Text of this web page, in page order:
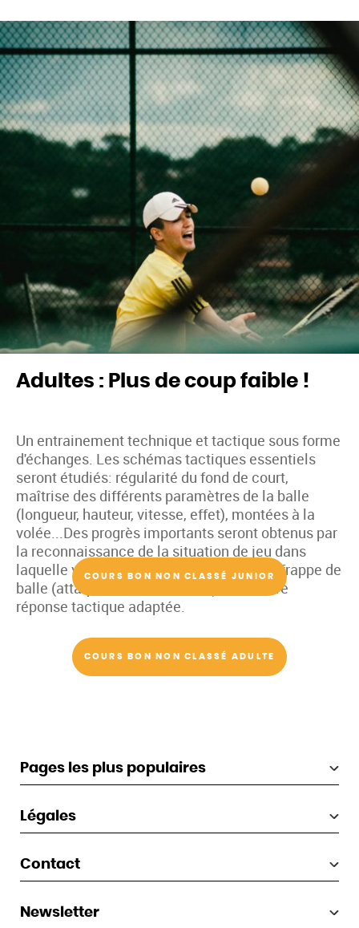
Adultes : Plus de coup faible !
Un entrainement technique et tactique sous forme
d'échanges. Les schémas tactiques essentiels
seront étudiés: régularité du fond de court,
maîtrise des différents paramètres de la balle
(longueur, hauteur, vitesse, effet), montées à la
volée...Des progrès importants seront obtenus par
la reconnaissance de la situation de jeu dans
laquelle vous vous trouvez avant chaque frappe de
balle (attaque, neutre, défense) et de votre
réponse tactique adaptée.
COURS BON NON CLASSÉ JUNIOR
COURS BON NON CLASSÉ ADULTE
Pages les plus populaires
Légales
Contact
Newsletter